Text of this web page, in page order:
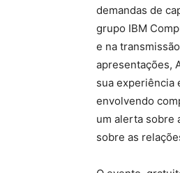
demandas de
grupo IBM
e na
apresentações,
sua experiência
envolvendo
um alerta sobre
sobre as